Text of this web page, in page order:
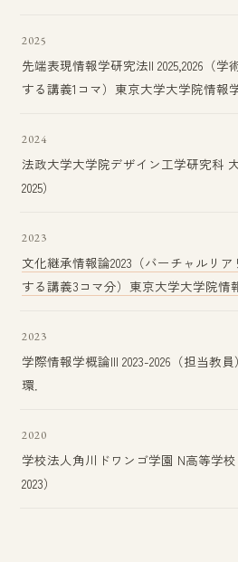
2025
先端表現情報学研究法II 2025,2026（
する講義1コマ）東京大学大学院情報学
2024
法政大学大学院デザイン工学研究科
2025）
2023
文化継承情報論2023（バーチャルリ
する講義3コマ分）東京大学大学院情
2023
学際情報学概論III 2023-2026（担当教
環．
2020
学校法人角川ドワンゴ学園 N高等学
2023）